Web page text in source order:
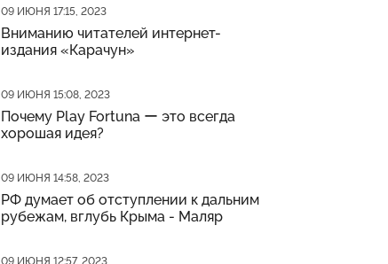
Дата публикации
09 ИЮНЯ 17:15, 2023
Вниманию читателей интернет-
издания «Карачун»
Дата публикации
09 ИЮНЯ 15:08, 2023
Почему Play Fortuna ー это всегда
хорошая идея?
Дата публикации
09 ИЮНЯ 14:58, 2023
РФ думает об отступлении к дальним
рубежам, вглубь Крыма - Маляр
Дата публикации
09 ИЮНЯ 12:57, 2023